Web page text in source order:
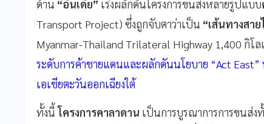
ด้าน “อินเดีย” เร่งผลักดันโครงการขนส่งหลายรูปแบบ
Transport Project) ซึ่งถูกจับตาว่าเป็น “เส้นทางสา
Myanmar-Thailand Trilateral Highway 1,400 กิโ
ระดับการค้าชายแดนและผลักดันนโยบาย “Act
เอเชียตะวันออกเฉียงใต้
ทั้งนี้โครงการคาลาดาน เป็นการบูรณาการการขนส่ง